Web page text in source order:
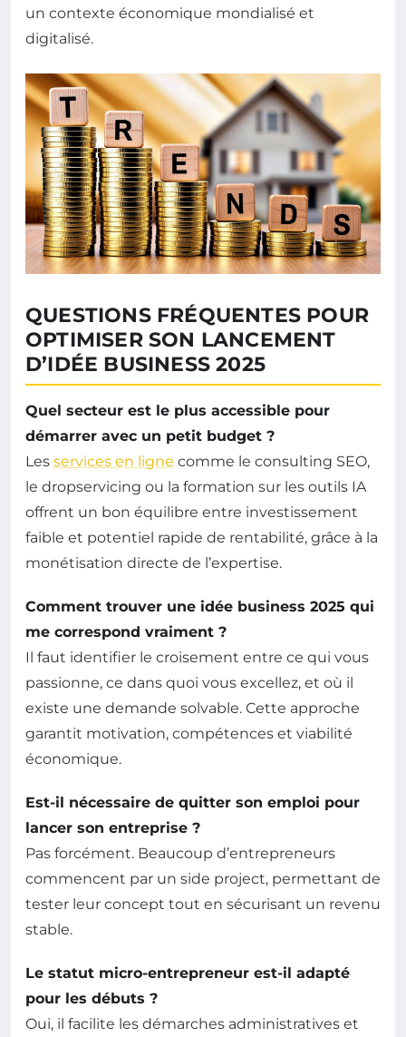
un contexte économique mondialisé et
digitalisé.
QUESTIONS FRÉQUENTES POUR
OPTIMISER SON LANCEMENT
D’IDÉE BUSINESS 2025
Quel secteur est le plus accessible pour
démarrer avec un petit budget ?
Les services en ligne comme le consulting SEO,
le dropservicing ou la formation sur les outils IA
offrent un bon équilibre entre investissement
faible et potentiel rapide de rentabilité, grâce à la
monétisation directe de l’expertise.
Comment trouver une idée business 2025 qui
me correspond vraiment ?
Il faut identifier le croisement entre ce qui vous
passionne, ce dans quoi vous excellez, et où il
existe une demande solvable. Cette approche
garantit motivation, compétences et viabilité
économique.
Est-il nécessaire de quitter son emploi pour
lancer son entreprise ?
Pas forcément. Beaucoup d’entrepreneurs
commencent par un side project, permettant de
tester leur concept tout en sécurisant un revenu
stable.
Le statut micro-entrepreneur est-il adapté
pour les débuts ?
Oui, il facilite les démarches administratives et